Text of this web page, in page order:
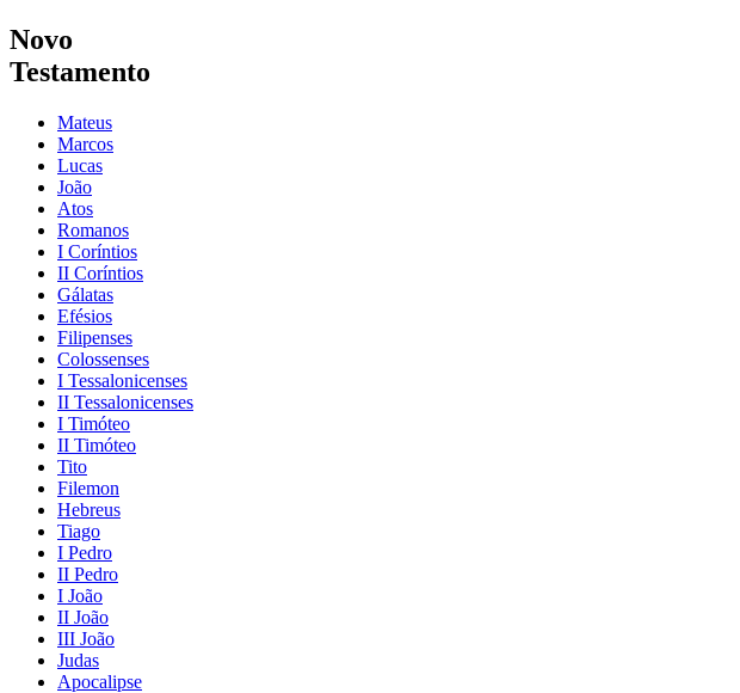
Novo
Testamento
Mateus
Marcos
Lucas
João
Atos
Romanos
I Coríntios
II Coríntios
Gálatas
Efésios
Filipenses
Colossenses
I Tessalonicenses
II Tessalonicenses
I Timóteo
II Timóteo
Tito
Filemon
Hebreus
Tiago
I Pedro
II Pedro
I João
II João
III João
Judas
Apocalipse